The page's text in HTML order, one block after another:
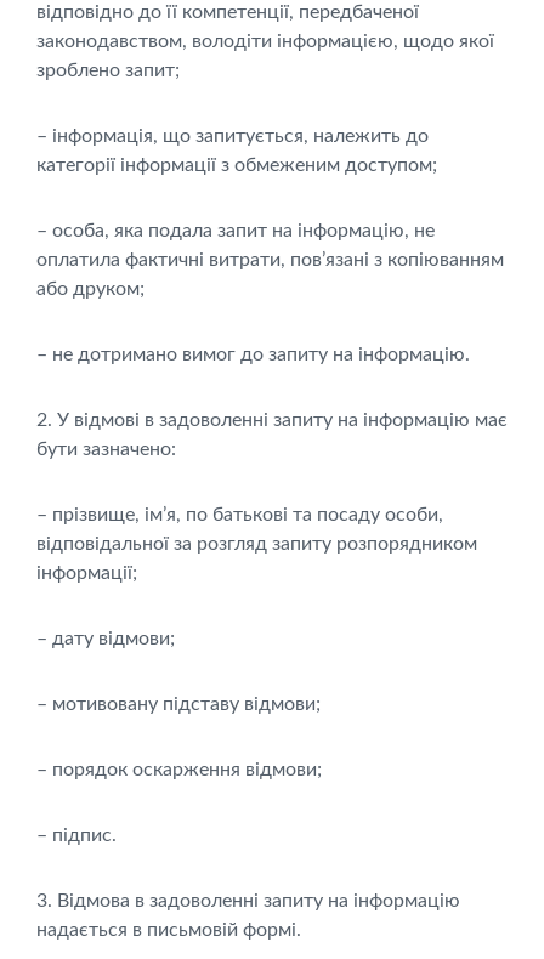
відповідно до її компетенції, передбаченої
законодавством, володіти інформацією, щодо якої
зроблено запит;
– інформація, що запитується, належить до
категорії інформації з обмеженим доступом;
– особа, яка подала запит на інформацію, не
оплатила фактичні витрати, пов’язані з копіюванням
або друком;
– не дотримано вимог до запиту на інформацію.
2. У відмові в задоволенні запиту на інформацію має
бути зазначено:
– прізвище, ім’я, по батькові та посаду особи,
відповідальної за розгляд запиту розпорядником
інформації;
– дату відмови;
– мотивовану підставу відмови;
– порядок оскарження відмови;
– підпис.
3. Відмова в задоволенні запиту на інформацію
надається в письмовій формі.